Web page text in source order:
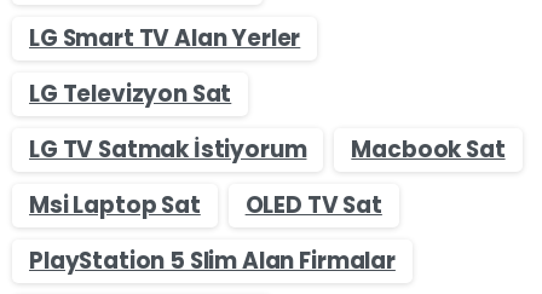
LG Smart TV Alan Yerler
LG Televizyon Sat
LG TV Satmak İstiyorum
Macbook Sat
Msi Laptop Sat
OLED TV Sat
PlayStation 5 Slim Alan Firmalar